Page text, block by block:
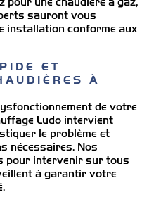
sauront vous
installation conforme aux
ET
À
de votre
Ludo intervient
le problème et
nécessaires. Nos
pour intervenir sur tous
à garantir votre